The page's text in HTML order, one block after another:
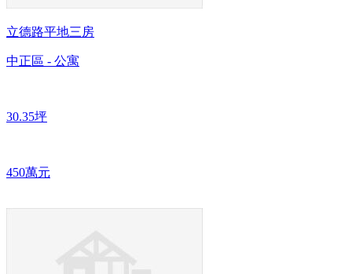
立德路平地三房
中正區 - 公寓
30.35坪
450萬元